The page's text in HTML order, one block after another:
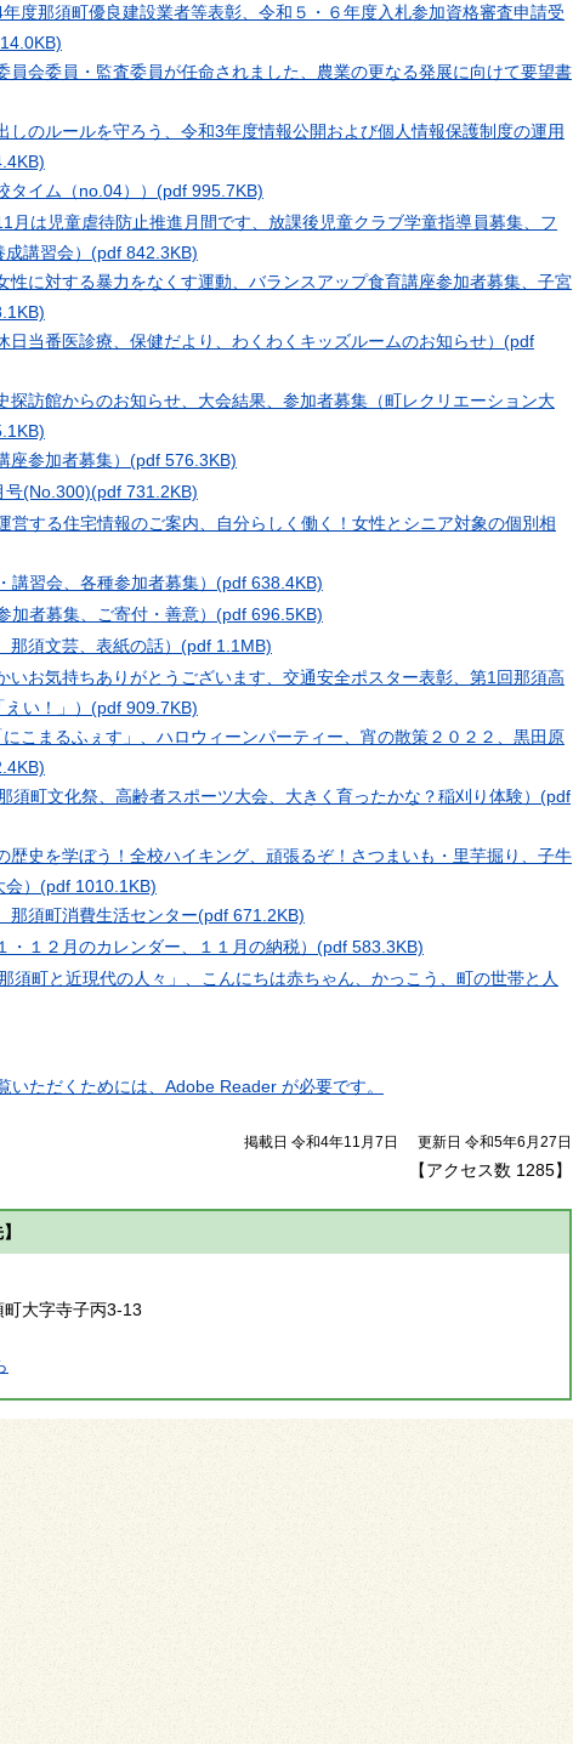
度那須町優良建設業者等表彰、令和５・６年度入札参加資格審査申請受
員会委員・監査委員が任命されました、農業の更なる発展に向けて要望書
しのルールを守ろう、令和3年度情報公開および個人情報保護制度の運用
イム（no.04）） (pdf 995.7KB)
月は児童虐待防止推進月間です、放課後児童クラブ学童指導員募集、フ
講習会） (pdf 842.3KB)
性に対する暴力をなくす運動、バランスアップ食育講座参加者募集、子宮
当番医診療、保健だより、わくわくキッズルームのお知らせ） (pdf
探訪館からのお知らせ、大会結果、参加者募集（町レクリエーション大
参加者募集） (pdf 576.3KB)
号(No.300)(pdf 731.2KB)
営する住宅情報のご案内、自分らしく働く！女性とシニア対象の個別相
習会、各種参加者募集） (pdf 638.4KB)
者募集、ご寄付・善意） (pdf 696.5KB)
須文芸、表紙の話） (pdf 1.1MB)
いお気持ちありがとうございます、交通安全ポスター表彰、第1回那須高
い！」） (pdf 909.7KB)
こまるふぇす」、ハロウィーンパーティー、宵の散策２０２２、黒田原
須町文化祭、高齢者スポーツ大会、大きく育ったかな？稲刈り体験） (pdf
歴史を学ぼう！全校ハイキング、頑張るぞ！さつまいも・里芋掘り、子牛
） (pdf 1010.1KB)
那須町消費生活センター(pdf 671.2KB)
１２月のカレンダー、１１月の納税） (pdf 583.3KB)
須町と近現代の人々」、こんにちは赤ちゃん、かっこう、町の世帯と人
いただくためには、Adobe Reader が必要です。
掲載日 令和4年11月7日 更新日 令和5年6月27日
【アクセス数 1285】
大字寺子丙3-13